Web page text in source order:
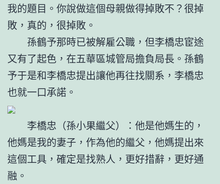
我的題目。你說做這個母親做得掉敗不？很掉
敗，真的，很掉敗。
孫鶴予那時已被解雇公職，但李橋忠宦途
又有了起色，在五華區城管局擔負局長。孫鶴
予于是和李橋忠提出讓他再往找關系，李橋忠
也就一口承諾。
李橋忠（孫小果繼父）：他是他媽生的，
他媽是我的妻子，作為他的繼父，他媽提出來
這個工具，確定是找熟人，更好措辭，更好通
融。